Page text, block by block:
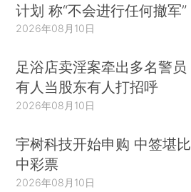
计划 称“不会进行任何撤军”
2026年08月10日
足浴店卖淫案牵出多名警员
有人当股东有人打招呼
2026年08月10日
宇树科技开始申购 中签堪比
中彩票
2026年08月10日